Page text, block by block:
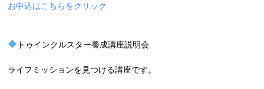
お申込はこちらをクリック
トゥインクルスター養成講座説明会
ライフミッションを見つける講座です。